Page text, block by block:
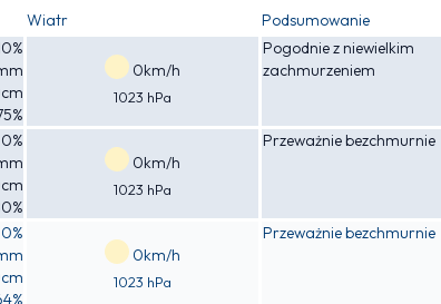
Wiatr Podsumowanie
0km/h
1023 hPa
Pogodnie z niewielkim
zachmurzeniem
0%
0km/h
1023 hPa
Przeważnie bezchmurnie
0%
0km/h
1023 hPa
Przeważnie bezchmurnie